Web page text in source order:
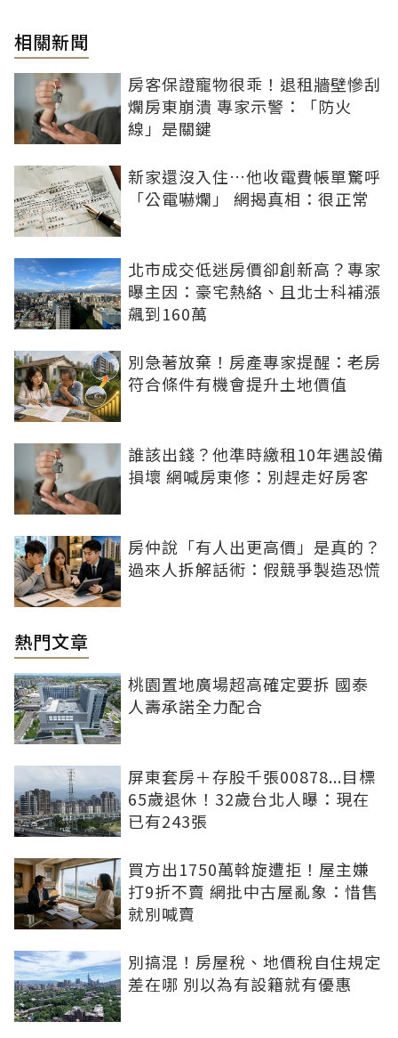
相關新聞
房客保證寵物很乖！退租牆壁慘刮
爛房東崩潰 專家示警：「防火
線」是關鍵
新家還沒入住…他收電費帳單驚呼
「公電嚇爛」 網揭真相：很正常
北市成交低迷房價卻創新高？專家
曝主因：豪宅熱絡、且北士科補漲
飆到160萬
別急著放棄！房產專家提醒：老房
符合條件有機會提升土地價值
誰該出錢？他準時繳租10年遇設備
損壞 網喊房東修：別趕走好房客
房仲說「有人出更高價」是真的？
過來人拆解話術：假競爭製造恐慌
熱門文章
桃園置地廣場超高確定要拆 國泰
人壽承諾全力配合
屏東套房＋存股千張00878...目標
65歲退休！32歲台北人曝：現在
已有243張
買方出1750萬斡旋遭拒！屋主嫌
打9折不賣 網批中古屋亂象：惜售
就別喊賣
別搞混！房屋稅、地價稅自住規定
差在哪 別以為有設籍就有優惠